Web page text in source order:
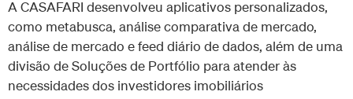
A CASAFARI desenvolveu aplicativos personalizados,
como metabusca, análise comparativa de mercado,
análise de mercado e feed diário de dados, além de uma
divisão de Soluções de Portfólio para atender às
necessidades dos investidores imobiliários